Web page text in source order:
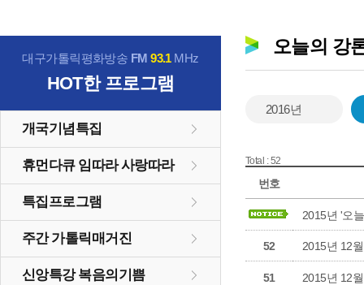
대구가톨릭평화방송 FM93.1MHz
HOT한 프로그램
개국기념특집
휴먼다큐 임따라 사랑따라
특집프로그램
주간 가톨릭매거진
신앙특강 복음의기쁨
오늘의 강
2016년
Total : 52
번호
2015년 '오
52 2015년 12
51 2015년 12